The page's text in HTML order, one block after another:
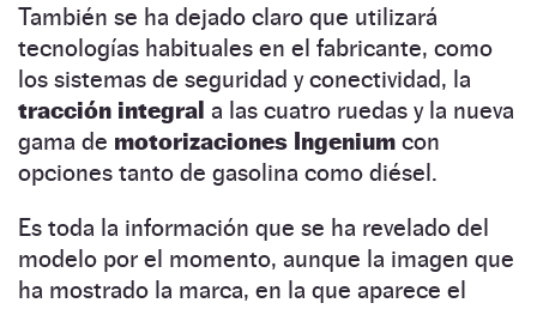
También se ha dejado claro que utilizará
tecnologías habituales en el fabricante, como
los sistemas de seguridad y conectividad, la
tracción integral a las cuatro ruedas y la nueva
gama de motorizaciones Ingenium con
opciones tanto de gasolina como diésel.
Es toda la información que se ha revelado del
modelo por el momento, aunque la imagen que
ha mostrado la marca, en la que aparece el